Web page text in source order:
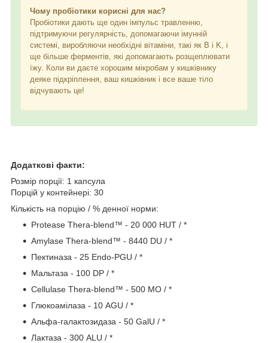
Чому пробіотики корисні для нас?
Пробіотики дають ще один імпульс травленню,
підтримуючи регулярність, допомагаючи імунній
системі, виробляючи необхідні вітаміни, такі як B і K, і
ще більше ферментів, які допомагають розщеплювати
їжу. Коли ви даєте хорошим мікробам у кишківнику
деяке підкріплення, ваш кишківник і все ваше тіло
відчувають це!
Додаткові факти:
Розмір порції: 1 капсула
Порцій у контейнері: 30
Кількість на порцію / % денної норми:
Protease Thera-blend™ - 20 000 HUT / *
Amylase Thera-blend™ - 8440 DU / *
Пектиназа - 25 Endo-PGU / *
Мальтаза - 100 DP / *
Cellulase Thera-blend™ - 500 МО / *
Глюкоамілаза - 10 AGU / *
Альфа-галактозидаза - 50 GalU / *
Лактаза - 300 ALU / *